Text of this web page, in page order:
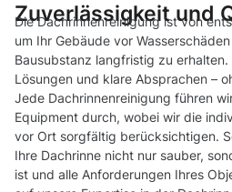
Zuverlässigkeit und
Die Dachrinnenreinigung ist von
um Ihr Gebäude vor
Bausubstanz langfristig zu
Lösungen und klare Absprachen –
Jede Dachrinnenreinigung führen
Equipment durch, wobei wir die
vor Ort sorgfältig berücksichtigen.
Ihre Dachrinne nicht nur sauber,
ist und alle Anforderungen Ihres